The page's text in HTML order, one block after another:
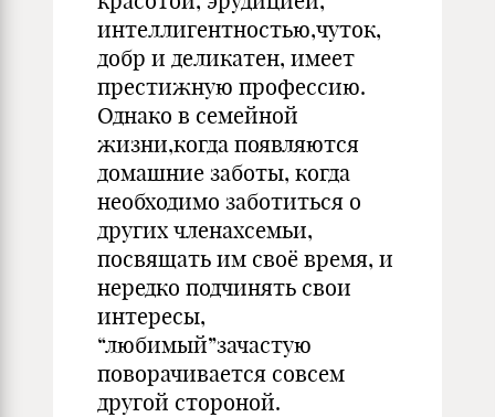
интеллигентностью,чуток,
добр и деликатен, имеет
престижную профессию.
Однако в семейной
жизни,когда появляются
домашние заботы, когда
необходимо заботиться о
других членахсемьи,
посвящать им своё время, и
нередко подчинять свои
интересы,
“любимый”зачастую
поворачивается совсем
другой стороной.